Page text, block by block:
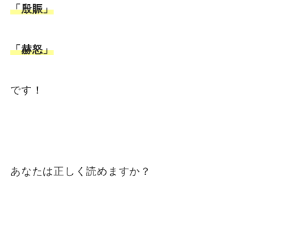
「殷賑」
「赫怒」
です！
あなたは正しく読めますか？